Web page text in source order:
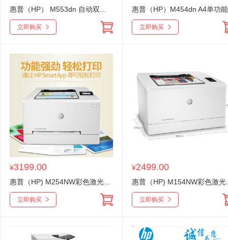
立即购买 立即购买
¥3199.00
立即购买
¥2499.00
立即购买